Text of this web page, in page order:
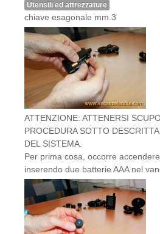
Utensili ed attrezzature
chiave esagonale mm.3
ATTENZIONE: ATTENERSI
PROCEDURA SOTTO
DEL SISTEMA.
Per prima cosa, occorre
inserendo due batterie AAA nel